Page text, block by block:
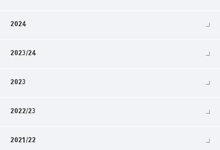
2024
2023/24
2023
2022/23
2021/22